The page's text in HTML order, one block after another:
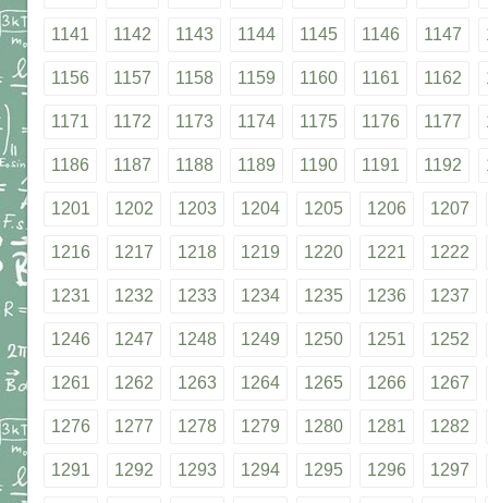
1141 1142 1143 1144 1145 1146 1147
1156 1157 1158 1159 1160 1161 1162
1171 1172 1173 1174 1175 1176 1177
1186 1187 1188 1189 1190 1191 1192
1201 1202 1203 1204 1205 1206 1207
1216 1217 1218 1219 1220 1221 1222
1231 1232 1233 1234 1235 1236 1237
1246 1247 1248 1249 1250 1251 1252
1261 1262 1263 1264 1265 1266 1267
1276 1277 1278 1279 1280 1281 1282
1291 1292 1293 1294 1295 1296 1297